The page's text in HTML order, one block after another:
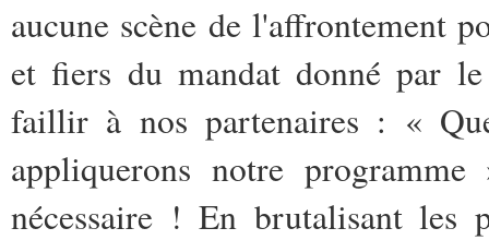
aucune scène de l'affrontement
et fiers du mandat donné par
faillir à nos partenaires : «
appliquerons notre
nécessaire ! En brutalisant les